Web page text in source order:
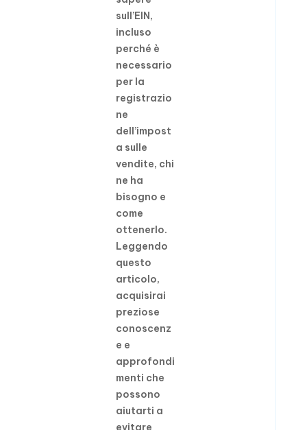
sull’EIN,
incluso
perché è
necessario
per la
registrazio
ne
dell’impost
a sulle
vendite, chi
ne ha
bisogno e
come
ottenerlo.
Leggendo
questo
articolo,
acquisirai
preziose
conoscenz
e e
approfondi
menti che
possono
aiutarti a
evitare